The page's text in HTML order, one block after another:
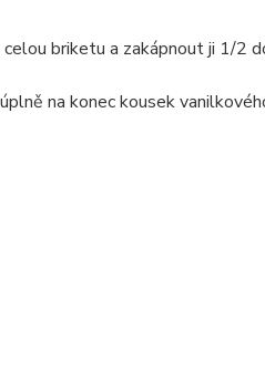
briketu a zakápnout ji 1/2
na konec kousek